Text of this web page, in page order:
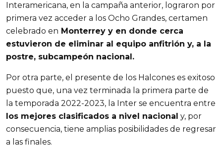
Interamericana, en la campaña anterior, lograron por
primera vez acceder a los Ocho Grandes, certamen
celebrado en Monterrey y en donde cerca
estuvieron de eliminar al equipo anfitrión y, a la
postre, subcampeón nacional.
Por otra parte, el presente de los Halcones es exitoso
puesto que, una vez terminada la primera parte de
la temporada 2022-2023, la Inter se encuentra entre
los mejores clasificados a nivel nacional y, por
consecuencia, tiene amplias posibilidades de regresar
a las finales.